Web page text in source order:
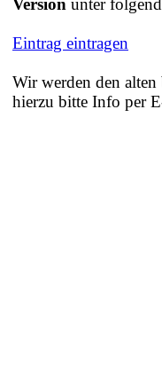
Version unter
Eintrag eintragen
Wir werden den
hierzu bitte Info per